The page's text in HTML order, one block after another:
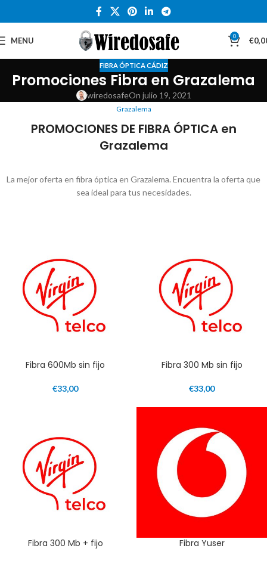
MENU 0 €
FIBRA ÓPTICA CÁDIZ
Promociones Fibra en Grazalema
wiredosafeOn julio 19, 2021
Grazalema
PROMOCIONES DE FIBRA ÓPTICA en
Grazalema
La mejor oferta en fibra óptica en Grazalema. Encuentra la oferta que
sea ideal para tus necesidades.
Fibra 600Mb sin fijo
€33,00
Fibra 300 Mb sin fijo
€33,00
Fibra 300 Mb + fijo Fibra Yuser